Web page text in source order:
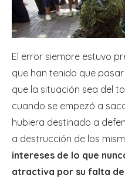
El error siempre estuvo
que han tenido que
que la situación sea del
cuando se empezó a
hubiera destinado a
a destrucción de los
intereses de lo que
atractiva por su falta